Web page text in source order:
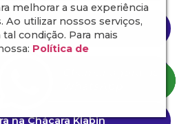
na Casa Verde
na Chácara Klabin
melhorar a sua experiência
Ao utilizar nossos serviços,
condição. Para mais
Política de